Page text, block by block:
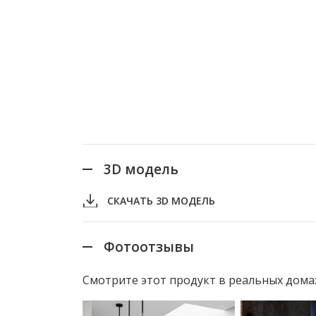
3D модель
СКАЧАТЬ 3D МОДЕЛЬ
Фотоотзывы
Смотрите этот продукт в реальных